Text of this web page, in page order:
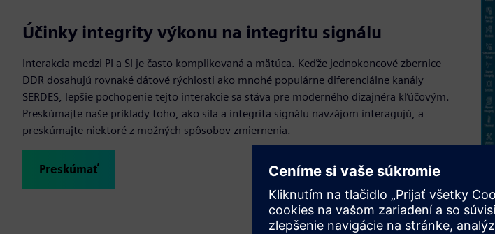
Účinky integrity výkonu na integritu signálu
Interakcia medzi PI a SI je často komplikovaná a mätúca. Keďže jednokoncové zbernice
DDR dosahujú rovnaké dátové rýchlosti ako mnohé populárne diferenciálne kanály
SERDES, lepšie pochopenie tejto interakcie sa stáva pre moderného dizajnéra kľúčovým.
Preskúmajte naše príklady toho, ako sila a integrita signálu navzájom interagujú, a
preskúmajte niektoré z možných spôsobov zmiernenia.
Preskúmať